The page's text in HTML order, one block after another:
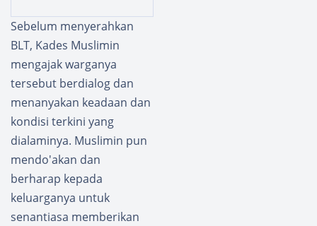
II
Bulan
April -
Juni
2024
Kuwau
Salurk
an BLT
Dana
Desa
Tahap
Akhir
Kepada
22 KPM
Sebelum menyerahkan
BLT, Kades Muslimin
mengajak warganya
tersebut berdialog dan
menanyakan keadaan dan
kondisi terkini yang
dialaminya. Muslimin pun
mendo'akan dan
berharap kepada
keluarganya untuk
senantiasa memberikan